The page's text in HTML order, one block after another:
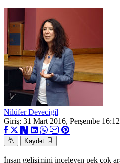
Nilüfer Devecigil
Giriş: 31 Mart 2016, Perşembe 16:12
Kaydet
İnsan gelişimini inceleyen pek çok